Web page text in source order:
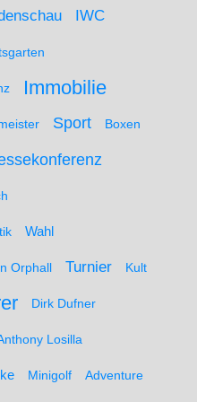
IWC
Immobilie
Sport Boxen
Wahl
Orphall Turnier Kult
Dirk Dufner
Losilla
Minigolf Adventure